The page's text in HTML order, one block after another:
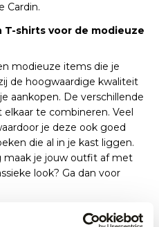
Cardin.
T-shirts voor de modieuze
modieuze items die je
de hoogwaardige kwaliteit
aankopen. De verschillende
te combineren. Veel
je deze ook goed
die al in je kast liggen.
maak je jouw outfit af met
look? Ga dan voor
zit je altijd